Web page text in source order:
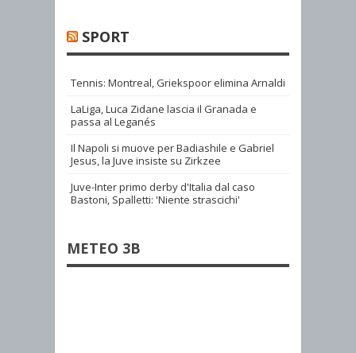
SPORT
Tennis: Montreal, Griekspoor elimina Arnaldi
LaLiga, Luca Zidane lascia il Granada e
passa al Leganés
Il Napoli si muove per Badiashile e Gabriel
Jesus, la Juve insiste su Zirkzee
Juve-Inter primo derby d'Italia dal caso
Bastoni, Spalletti: 'Niente strascichi'
METEO 3B